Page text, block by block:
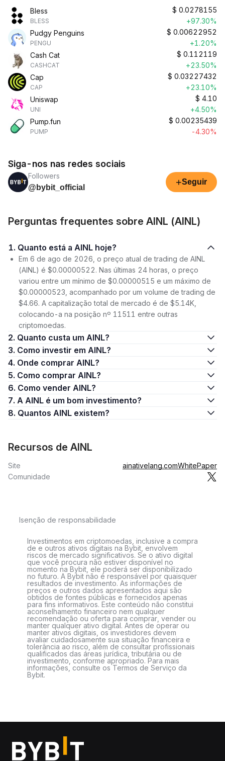
Bless
BLESS
$ 0.0278155
+97.30%
Pudgy Penguins
PENGU
$ 0.00622952
+1.20%
Cash Cat
CASHCAT
$ 0.112119
+23.50%
Cap
CAP
$ 0.03227432
+23.10%
Uniswap
UNI
$ 4.10
+4.50%
Pump.fun
PUMP
$ 0.00235439
-4.30%
Siga-nos nas redes sociais
Followers
@bybit_official
+Seguir
Perguntas frequentes sobre AINL (AINL)
1. Quanto está a AINL hoje?
Em 6 de ago de 2026, o preço atual de trading de AINL
(AINL) é $0.00000522. Nas últimas 24 horas, o preço
variou entre um mínimo de $0.00000515 e um máximo de
$0.00000523, acompanhado por um volume de trading de
$4.66. A capitalização total de mercado é de $5.14K,
colocando-a na posição nº 11511 entre outras
criptomoedas.
2. Quanto custa um AINL?
3. Como investir em AINL?
4. Onde comprar AINL?
5. Como comprar AINL?
6. Como vender AINL?
7. A AINL é um bom investimento?
8. Quantos AINL existem?
Recursos de AINL
Site ainativelang.comWhitePaper
Comunidade
Isenção de responsabilidade
Investimentos em criptomoedas, inclusive a compra
de e outros ativos digitais na Bybit, envolvem
riscos de mercado significativos. Se o ativo digital
que você procura não estiver disponível no
momento na Bybit, ele poderá ser disponibilizado
no futuro. A Bybit não é responsável por quaisquer
resultados de investimento. As informações de
preços e outros dados apresentados aqui são
obtidos de fontes públicas e fornecidos apenas
para fins informativos. Este conteúdo não constitui
aconselhamento financeiro nem qualquer
recomendação ou oferta para comprar, vender ou
manter qualquer ativo digital. Antes de operar ou
manter ativos digitais, os investidores devem
avaliar cuidadosamente sua situação financeira e
tolerância ao risco, além de consultar profissionais
qualificados das áreas jurídica, tributária ou de
investimento, conforme apropriado. Para mais
informações, consulte os Termos de Serviço da
Bybit.